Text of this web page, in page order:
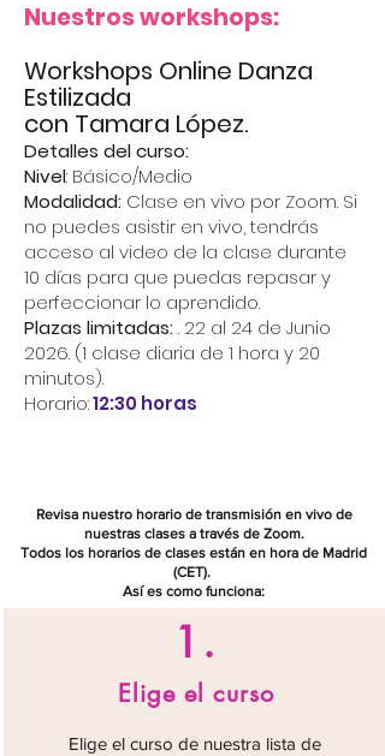
Nuestros workshops:
Workshops Online Danza
Estilizada
con Tamara López.
Detalles del curso:
Nivel: Básico/Medio
Modalidad: Clase en vivo por Zoom. Si
no puedes asistir en vivo, tendrás
acceso al video de la clase durante
10 días para que puedas repasar y
perfeccionar lo aprendido.
Plazas limitadas: . 22 al 24 de Junio
2026. (1 clase diaria de 1 hora y 20
minutos).
Horario:12:30 horas
Revisa nuestro horario de transmisión en vivo de
nuestras clases a través de Zoom.
Todos los horarios de clases están en hora de Madrid
(CET).
Así es como funciona:
1.
Elige el curso
Elige el curso de nuestra lista de